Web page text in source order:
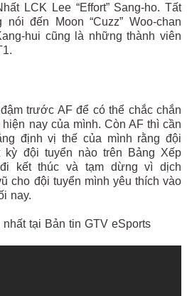
LCK Lee “Effort” Sang-ho. Tất
đến Moon “Cuzz” Woo-chan
hui cũng là những thành viên
trước AF để có thể chắc chắn
nay của mình. Còn AF thì cần
định vị thế của mình rằng đội
kỳ đội tuyển nào trên Bảng Xếp
kết thúc và tạm dừng vì dịch
cho đội tuyển mình yêu thích vào
nay.
tại Bản tin GTV eSports